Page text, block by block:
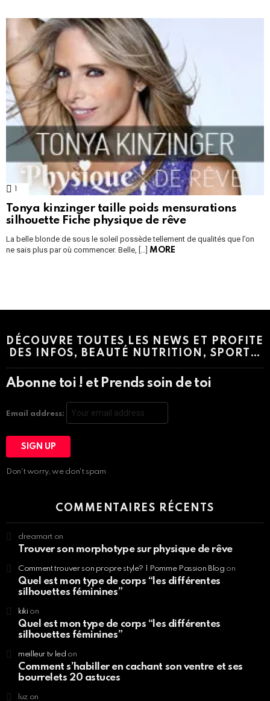
LATEST
STORIES
1 Comment
Tonya kinzinger taille poids mensurations
silhouette Fiche physique de rêve
La belle blonde de sous le soleil possède tellement de qualités que l’on
ne sais plus par où commencer. Belle, […] MORE
DÉCOUVRE TOUTES LES NEWS ET PROFITE
DES INFOS, BEAUTÉ NUTRITION, SPORT…
Abonne toi ! et Prends soin de toi
Email address:
Don't worry, we don't spam
COMMENTAIRES RÉCENTS
dreamart on
Trouver son morphotype sur physique de rêve
Comment trouver son propre style? | Pomme Passion Blog on
Quel est mon type de corps “les différentes
silhouettes féminines”
kikion
Quel est mon type de corps “les différentes
silhouettes féminines”
meilleur tv led on
Comment s’habiller en cachant son ventre et ses
bourrelets 20 astuces
luzon